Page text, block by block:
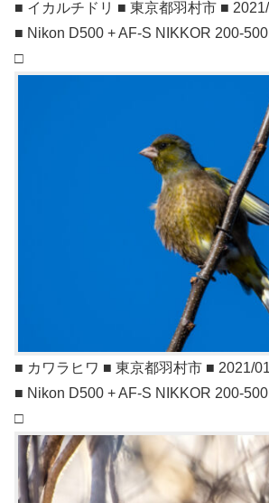
■ イカルチドリ ■ 東京都羽村市 ■
■ Nikon D500 + AF-S NIKKOR 200-
□
■ カワラヒワ ■ 東京都羽村市 ■ 2021/
■ Nikon D500 + AF-S NIKKOR 200-
□